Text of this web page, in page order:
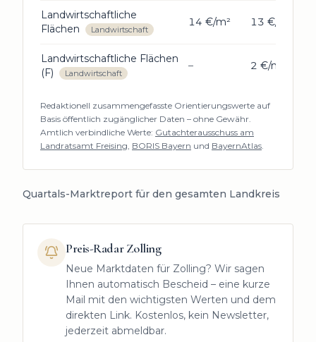
Landwirtschaftliche
Flächen
Landwirtschaft
14 €/m² 13 €/m²
Landwirtschaftliche Flächen
(F)
Landwirtschaft
– 2 €/m²
Redaktionell zusammengefasste Orientierungswerte auf
Basis öffentlich zugänglicher Daten – ohne Gewähr.
Amtlich verbindliche Werte: Gutachterausschuss am
Landratsamt Freising, BORIS Bayern und BayernAtlas.
Quartals-Marktreport für den gesamten Landkreis
Preis-RadarZolling
Neue Marktdaten für Zolling? Wir sagen
Ihnen automatisch Bescheid – eine kurze
Mail mit den wichtigsten Werten und dem
direkten Link. Kostenlos, kein Newsletter,
jederzeit abmeldbar.